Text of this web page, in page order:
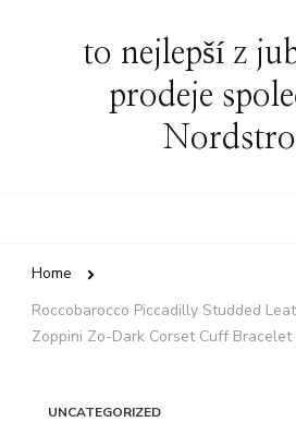
to nejlepší z
prodeje
Home
Roccobarocco Piccadilly Studded
Zoppini Zo-Dark Corset Cuff Bracelet
UNCATEGORIZED